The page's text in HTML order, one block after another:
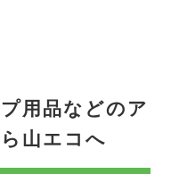
用品などのア
山エコへ